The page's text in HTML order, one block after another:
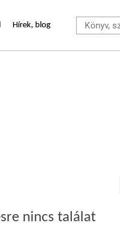
Hírek, blog
nincs találat